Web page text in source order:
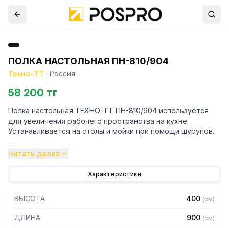
ПОЛКА НАСТОЛЬНАЯ ПН-810/904
Техно-ТТ · Россия
58 200 тг
Полка настольная ТЕХНО-ТТ ПН-810/904 используется
для увеличения рабочего пространства на кухне.
Устанавливается на столы и мойки при помощи шурупов.
Особенности:
— Из нержавеющей стали марки AISI 430 толщиной 0,8 мм
— С усилителем
— 1 ярус
Читать далее
Характеристики
ВЫСОТА 400 (см)
ДЛИНА 900 (см)